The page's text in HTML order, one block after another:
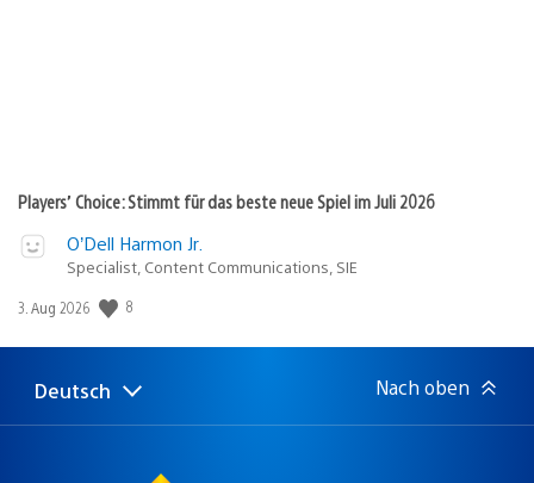
Players’ Choice: Stimmt für das beste neue Spiel im Juli 2026
O’Dell Harmon Jr.
Specialist, Content Communications, SIE
Veröffentlichungsdatum:
3. Aug 2026 8
Select
Aktuelle
Deutsch Nach oben